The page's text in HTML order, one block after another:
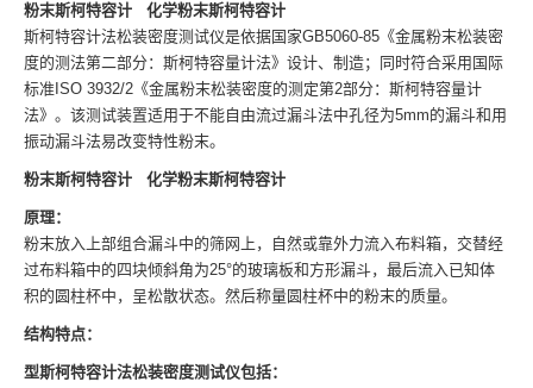
粉末斯柯特容计 化学粉末斯柯特容计
斯柯特容计法松装密度测试仪是依据国家GB5060-85《金属粉末松装密
度的测法第二部分：斯柯特容量计法》设计、制造；同时符合采用国际
标准ISO 3932/2《金属粉末松装密度的测定第2部分：斯柯特容量计
法》。该测试装置适用于不能自由流过漏斗法中孔径为5mm的漏斗和用
振动漏斗法易改变特性粉末。
粉末斯柯特容计 化学粉末斯柯特容计
原理：
粉末放入上部组合漏斗中的筛网上，自然或靠外力流入布料箱，交替经
过布料箱中的四块倾斜角为25°的玻璃板和方形漏斗，最后流入已知体
积的圆柱杯中，呈松散状态。然后称量圆柱杯中的粉末的质量。
结构特点：
型斯柯特容计法松装密度测试仪包括：